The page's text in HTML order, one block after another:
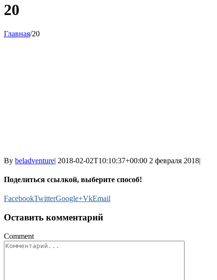
20
Главная/20
By beladventure| 2018-02-02T10:10:37+00:00 2 февраля 2018|
Поделиться ссылкой, выберите способ!
FacebookTwitterGoogle+VkEmail
Оставить комментарий
Comment